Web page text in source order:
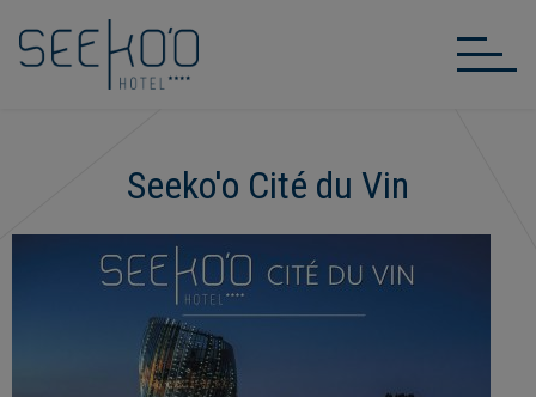
Seeko'o Cité du Vin